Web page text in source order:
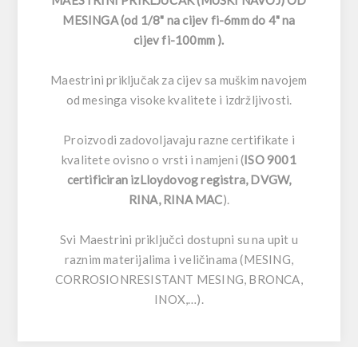
MESINGA (od 1/8" na cijev fi-6mm do 4" na
cijev fi-100mm ).
Maestrini priključak za cijev sa muškim navojem
od mesinga visoke kvalitete i izdržljivosti.
Proizvodi zadovoljavaju razne certifikate i
kvalitete ovisno o vrsti i namjeni (ISO 9001
certificiran izLloydovog registra, DVGW,
RINA, RINA MAC).
Svi Maestrini priključci dostupni su na upit u
raznim materijalima i veličinama (MESING,
CORROSIONRESISTANT MESING, BRONCA,
INOX,…).